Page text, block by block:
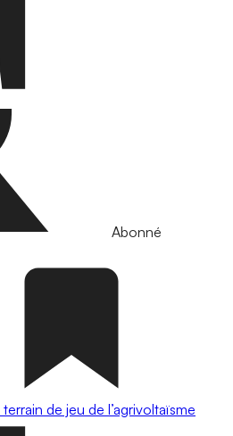
Abonné
de jeu de l’agrivoltaïsme